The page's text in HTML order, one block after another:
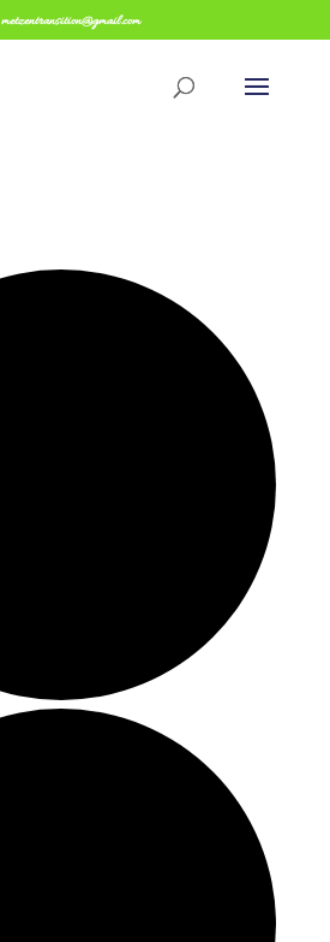
metzentransition@gmail.com